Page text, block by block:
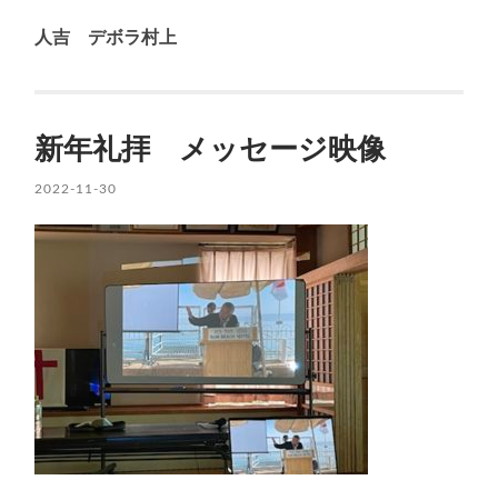
人吉 デボラ村上
新年礼拝 メッセージ映像
2022-11-30